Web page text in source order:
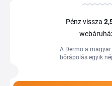
Pénz vissza
A Dermo a
bőrápolás egyik